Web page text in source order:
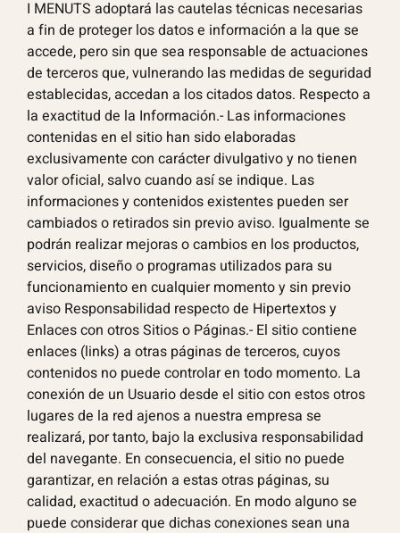
I MENUTS adoptará las cautelas técnicas necesarias
a fin de proteger los datos e información a la que se
accede, pero sin que sea responsable de actuaciones
de terceros que, vulnerando las medidas de seguridad
establecidas, accedan a los citados datos. Respecto a
la exactitud de la Información.- Las informaciones
contenidas en el sitio han sido elaboradas
exclusivamente con carácter divulgativo y no tienen
valor oficial, salvo cuando así se indique. Las
informaciones y contenidos existentes pueden ser
cambiados o retirados sin previo aviso. Igualmente se
podrán realizar mejoras o cambios en los productos,
servicios, diseño o programas utilizados para su
funcionamiento en cualquier momento y sin previo
aviso Responsabilidad respecto de Hipertextos y
Enlaces con otros Sitios o Páginas.- El sitio contiene
enlaces (links) a otras páginas de terceros, cuyos
contenidos no puede controlar en todo momento. La
conexión de un Usuario desde el sitio con estos otros
lugares de la red ajenos a nuestra empresa se
realizará, por tanto, bajo la exclusiva responsabilidad
del navegante. En consecuencia, el sitio no puede
garantizar, en relación a estas otras páginas, su
calidad, exactitud o adecuación. En modo alguno se
puede considerar que dichas conexiones sean una